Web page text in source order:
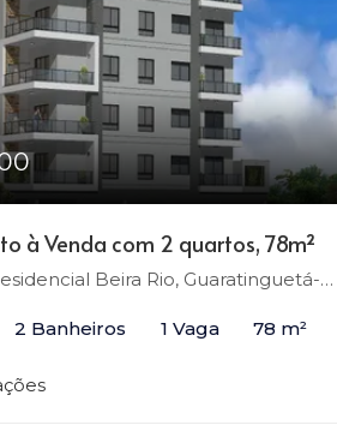
à Venda com 2 quartos, 78m²
Beira Rio, Guaratinguetá-SP
2 Banheiros 1 Vaga 78 m²